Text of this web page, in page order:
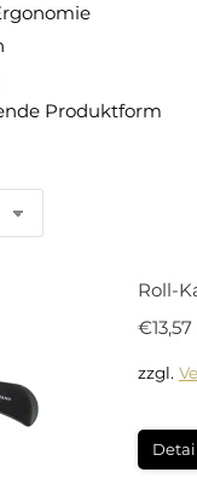
Produktform
Roll-
€13,57
zzgl.